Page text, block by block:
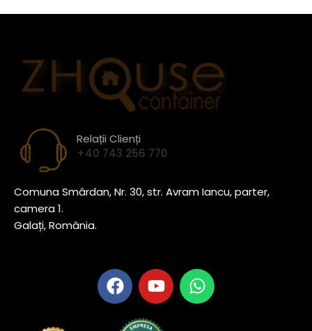
Relații Clienți
+40 743 256 770
Comuna Smârdan, Nr. 30, str. Avram Iancu, parter,
camera 1.
Galați, România.